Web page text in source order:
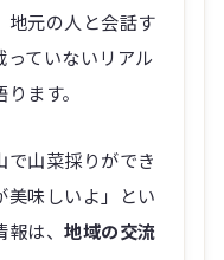
地元の人と会話す
ていないリアル
ます。
山菜採りができ
美味しいよ」とい
報は、地域の交流